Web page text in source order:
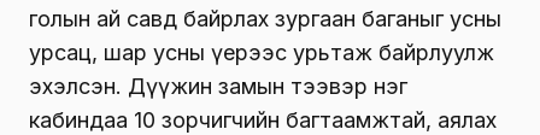
голын ай савд байрлах зургаан баганыг усны
урсац, шар усны үерээс урьтаж байрлуулж
эхэлсэн. Дүүжин замын тээвэр нэг
кабиндаа 10 зорчигчийн багтаамжтай, аялах